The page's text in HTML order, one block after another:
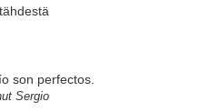
son perfectos.
Sergio